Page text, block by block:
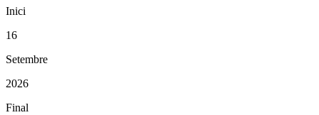
Inici
16
Setembre
2026
Final